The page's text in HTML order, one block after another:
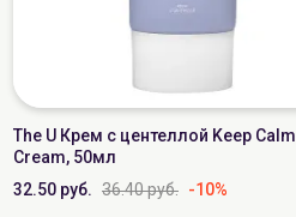
The U Крем с центеллой Keep Calm
Cream, 50мл
32.50 руб. 36.40 руб. -10%